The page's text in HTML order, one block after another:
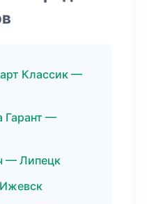
Классик —
Гарант —
— Липецк